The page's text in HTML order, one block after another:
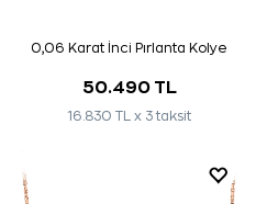
0,06 Karat İnci Pırlanta Kolye
50.490 TL
16.830 TL x 3 taksit